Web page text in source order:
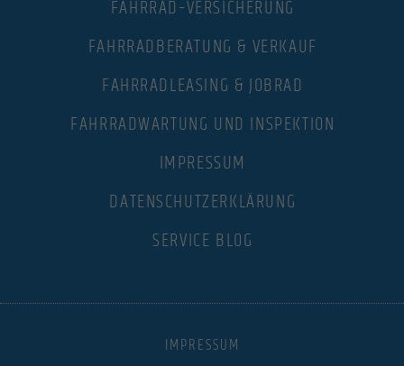
FAHRRAD–VERSICHERUNG
FAHRRADBERATUNG & VERKAUF
FAHRRADLEASING & JOBRAD
FAHRRADWARTUNG UND INSPEKTION
IMPRESSUM
DATENSCHUTZERKLÄRUNG
SERVICE BLOG
IMPRESSUM